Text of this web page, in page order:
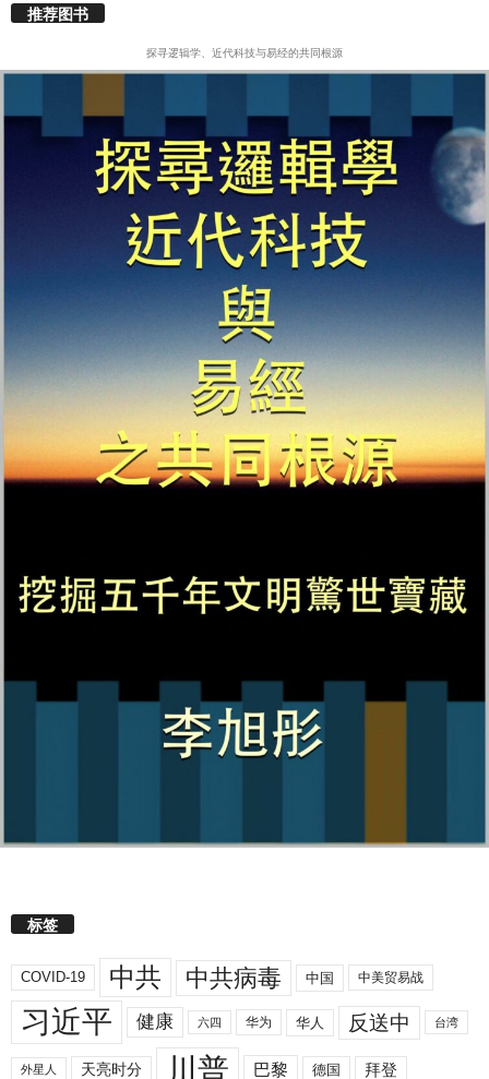
推荐图书
探寻逻辑学、近代科技与易经的共同根源
标签
COVID-19 中共 中共病毒 中国 中美贸易战
习近平 健康 六四 华为 华人 反送中 台湾
外星人 天亮时分 川普 巴黎 德国 拜登